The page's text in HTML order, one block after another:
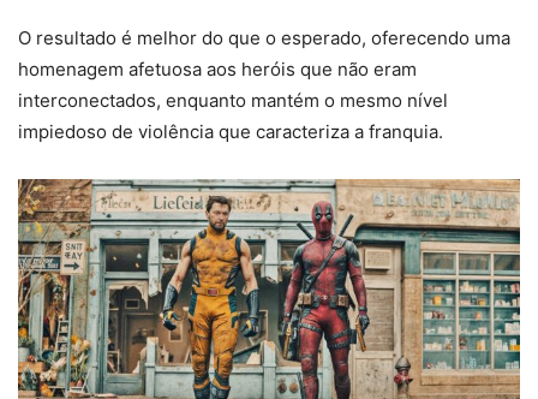
O resultado é melhor do que o esperado, oferecendo uma
homenagem afetuosa aos heróis que não eram
interconectados, enquanto mantém o mesmo nível
impiedoso de violência que caracteriza a franquia.